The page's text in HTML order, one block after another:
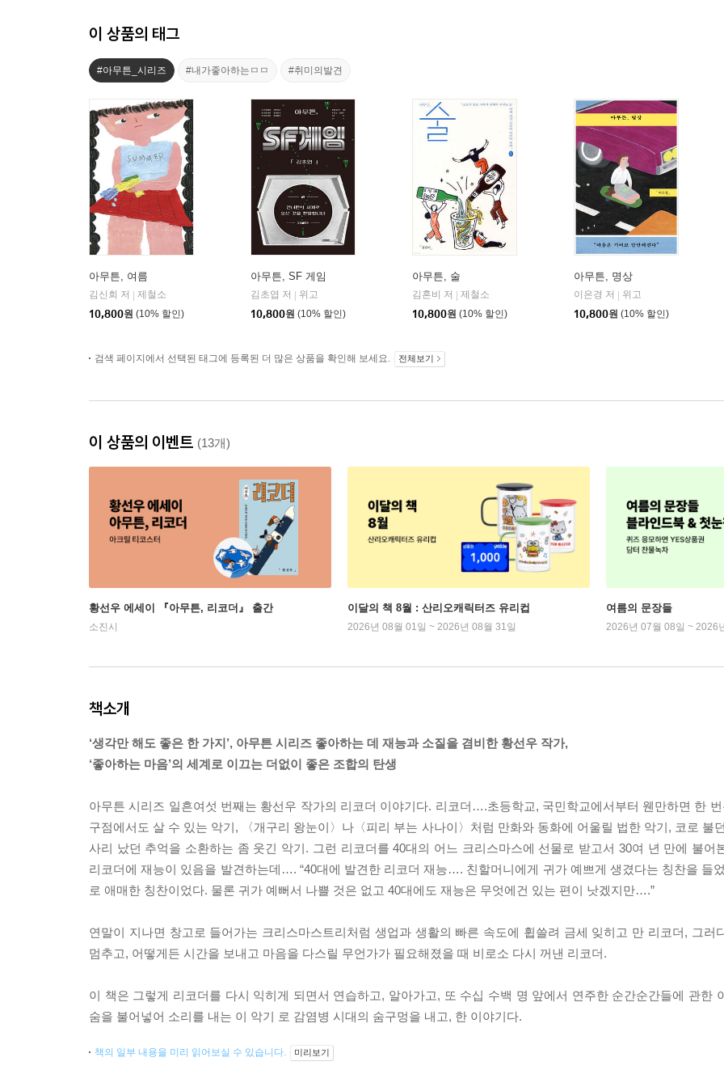
이 상품의 태그
#아무튼_시리즈 #내가좋아하는ㅁㅁ #취미의발견
아무튼, 여름
김신회 저
제철소
10,800원 (10% 할인)
아무튼, SF 게임
김초엽 저
위고
10,800원 (10% 할인)
아무튼, 술
김혼비 저
제철소
10,800원 (10% 할인)
아무튼, 명상
이은경 저
위고
10,800원 (10% 할인)
검색 페이지에서 선택된 태그에 등록된 더 많은 상품을 확인해 보세요. 전체보기
이 상품의 이벤트 (13개)
황선우 에세이 『아무튼, 리코더』 출간
소진시
이달의 책 8월 : 산리오캐릭터즈 유리컵
2026년 08월 01일 ~ 2026년 08월 31일
여름의 문장들
2026년 07월 08일 ~ 2026
책소개
‘생각만 해도 좋은 한 가지’, 아무튼 시리즈 좋아하는 데 재능과 소질을 겸비한 황선우 작가,
‘좋아하는 마음’의 세계로 이끄는 더없이 좋은 조합의 탄생
아무튼 시리즈 일흔여섯 번째는 황선우 작가의 리코더 이야기다. 리코더….초등학교, 국민학교에서부터 웬만하면 한
구점에서도 살 수 있는 악기, 〈개구리 왕눈이〉나〈피리 부는 사나이〉처럼 만화와 동화에 어울릴 법한 악기, 코로 불
사리 났던 추억을 소환하는 좀 웃긴 악기. 그런 리코더를 40대의 어느 크리스마스에 선물로 받고서 30여 년 만에 불어
리코더에 재능이 있음을 발견하는데…. “40대에 발견한 리코더 재능…. 친할머니에게 귀가 예쁘게 생겼다는 칭찬을 들
로 애매한 칭찬이었다. 물론 귀가 예뻐서 나쁠 것은 없고 40대에도 재능은 무엇에건 있는 편이 낫겠지만….”
연말이 지나면 창고로 들어가는 크리스마스트리처럼 생업과 생활의 빠른 속도에 휩쓸려 금세 잊히고 만 리코더, 그러
멈추고, 어떻게든 시간을 보내고 마음을 다스릴 무언가가 필요해졌을 때 비로소 다시 꺼낸 리코더.
이 책은 그렇게 리코더를 다시 익히게 되면서 연습하고, 알아가고, 또 수십 수백 명 앞에서 연주한 순간순간들에 관한
숨을 불어넣어 소리를 내는 이 악기 로 감염병 시대의 숨구멍을 내고, 한 이야기다.
책의 일부 내용을 미리 읽어보실 수 있습니다. 미리보기